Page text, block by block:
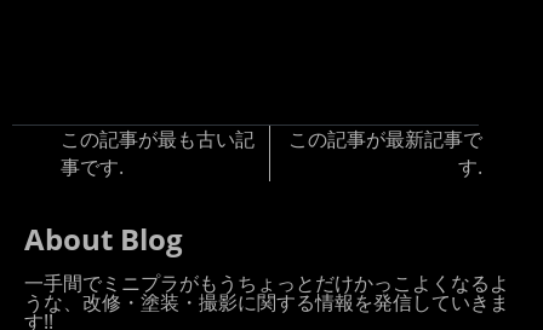
この記事が最も古い記
事です.
この記事が最新記事で
す.
About Blog
一手間でミニプラがもうちょっとだけかっこよくなるよ
うな、改修・塗装・撮影に関する情報を発信していきま
す!!